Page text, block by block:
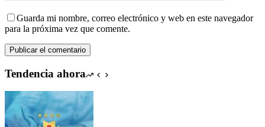
Guarda mi nombre, correo electrónico y web en este navegador
para la próxima vez que comente.
Publicar el comentario
Tendencia ahora